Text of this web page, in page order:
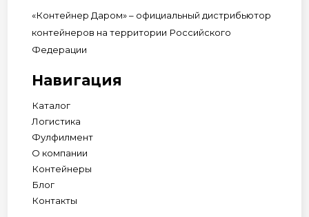
«Контейнер Даром» – официальный дистрибьютор
контейнеров на территории Российского
Федерации
Навигация
Каталог
Логистика
Фулфилмент
О компании
Контейнеры
Блог
Контакты